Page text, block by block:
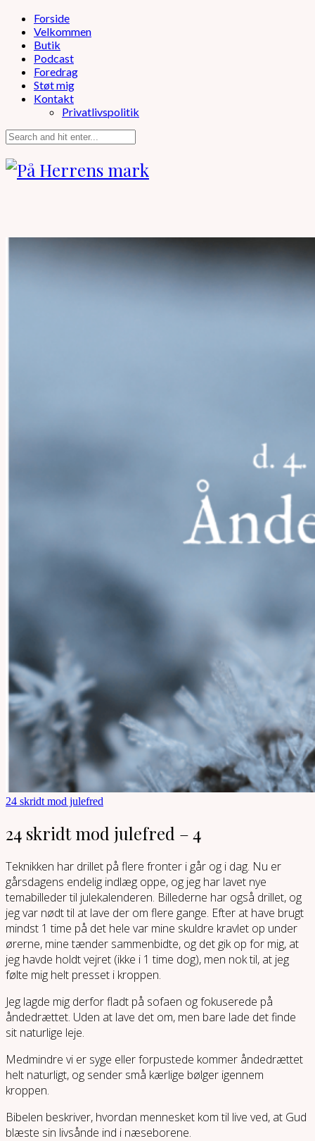
Forside
Velkommen
Butik
Podcast
Foredrag
Støt mig
Kontakt
Privatlivspolitik
24 skridt mod julefred
24 skridt mod julefred – 4
Teknikken har drillet på flere fronter i går og i dag. Nu er
gårsdagens endelig indlæg oppe, og jeg har lavet nye
temabilleder til julekalenderen. Billederne har også drillet, og
jeg var nødt til at lave der om flere gange. Efter at have brugt
mindst 1 time på det hele var mine skuldre kravlet op under
ørerne, mine tænder sammenbidte, og det gik op for mig, at
jeg havde holdt vejret (ikke i 1 time dog), men nok til, at jeg
følte mig helt presset i kroppen.
Jeg lagde mig derfor fladt på sofaen og fokuserede på
åndedrættet. Uden at lave det om, men bare lade det finde
sit naturlige leje.
Medmindre vi er syge eller forpustede kommer åndedrættet
helt naturligt, og sender små kærlige bølger igennem
kroppen.
Bibelen beskriver, hvordan mennesket kom til live ved, at Gud
blæste sin livsånde ind i næseborene.